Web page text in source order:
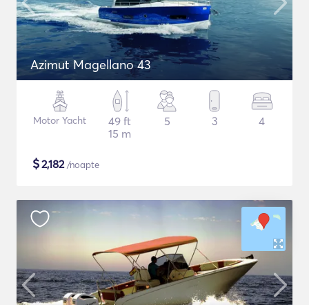
Azimut Magellano 43
Motor Yacht
49 ft
15 m
5 3 4
$2,182/noapte